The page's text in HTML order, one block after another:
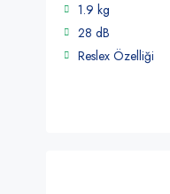
1.9 kg
28 dB
Reslex Özelliği